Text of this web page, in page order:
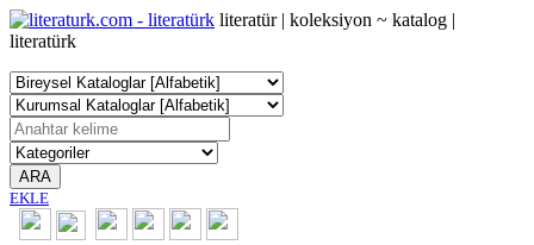
literatür | koleksiyon ~ katalog |
literatürk
ARA
EKLE